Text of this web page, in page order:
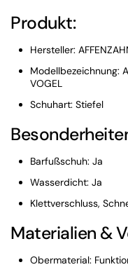
Produkt:
Hersteller:
Modellbezeichnung:
VOGEL
Schuhart: Stiefel
Barfußschuh: Ja
Wasserdicht: Ja
Klettverschluss,
Materialien &
Obermaterial: